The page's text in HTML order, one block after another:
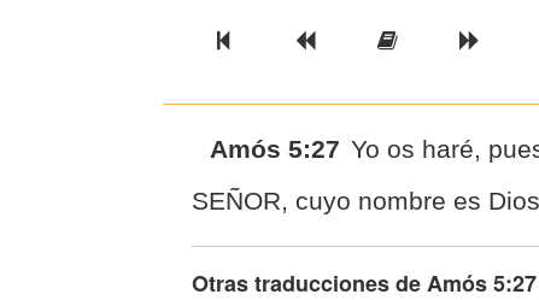
Previous BookPrevious Chapter
Read the Full
Next
Amós 5:27 Yo os haré,
SEÑOR, cuyo nombre es
Otras traducciones deAmós 5:27